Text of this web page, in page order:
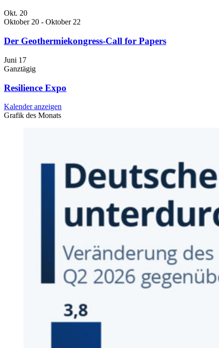
Okt. 20
Oktober 20 - Oktober 22
Der Geothermiekongress-Call for Papers
Juni 17
Ganztägig
Resilience Expo
Kalender anzeigen
Grafik des Monats